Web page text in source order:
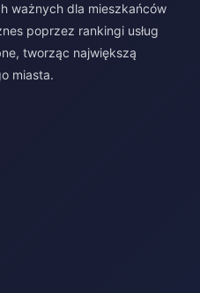
ważnych dla mieszkańców
poprzez rankingi usług
tworząc największą
miasta.